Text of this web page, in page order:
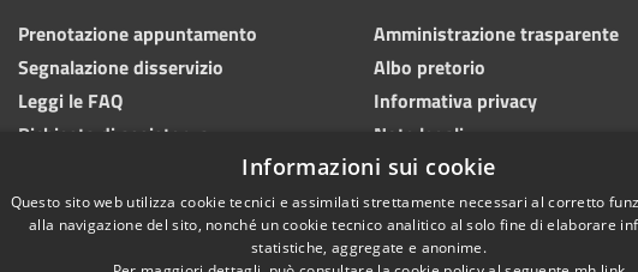
Prenotazione appuntamento
Segnalazione disservizio
Leggi le FAQ
Richiesta di assistenza
Amministrazione trasparente
Albo pretorio
Informativa privacy
Note legali
Dichiarazione di accessibilità
Informazioni sui cookie
Questo sito web utilizza cookie tecnici e assimilati strettamente necessari al corretto
alla navigazione del sito, nonché un cookie tecnico analitico al solo fine di elaborare
statistiche, aggregate e anonime.